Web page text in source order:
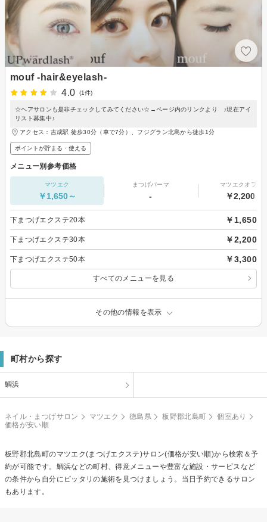
mouf -hair&eyelash-
4.0
(1件)
☆ヘアサロンも是非チェックしてみてください☆→ページ内のリンクより ♪現在アイ
リスト募集中♪
アクセス：吉成駅 徒歩30分（車で7分）、フジグラン北島から徒歩1分
ポイントが貯まる・使える
メニュー別参考価格
マツエク
￥1,650～
まつげパーマ
-
マツエクオフの
￥2,200～
下まつげエクステ20本 ￥1,650
下まつげエクステ30本 ￥2,200
下まつげエクステ50本 ￥3,300
すべてのメニューを見る
その他の情報を表示
町村から探す
鯛浜
ネイル・まつげサロン マツエク 徳島県 板野郡北島町
個室あり
価格が安い順
板野郡北島町のマツエク(まつげエクステ)サロン(価格が安い順)から検索＆予
約が可能です。鯛浜などの町村、得意メニューや豊富な施設・サービスなど
の条件から自分にピッタリの施術を見つけましょう。当日予約できるサロン
もあります。